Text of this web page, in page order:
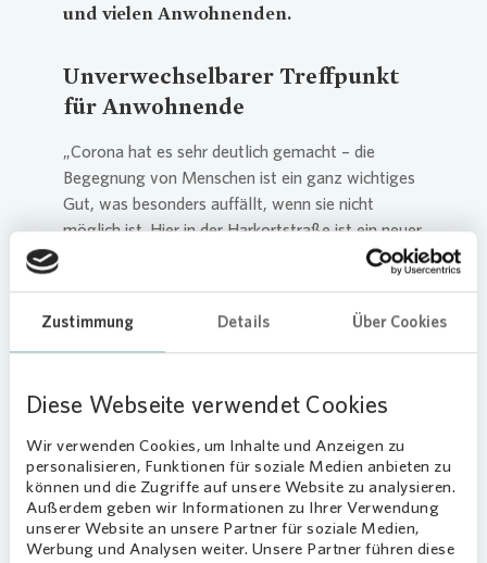
Zustimmung Details Über Cookies
Diese Webseite verwendet Cookies
Wir verwenden Cookies, um Inhalte und Anzeigen zu
personalisieren, Funktionen für soziale Medien anbieten zu
können und die Zugriffe auf unsere Website zu analysieren.
Außerdem geben wir Informationen zu Ihrer Verwendung
unserer Website an unsere Partner für soziale Medien,
Werbung und Analysen weiter. Unsere Partner führen diese
und vielen Anwohnenden.
Unverwechselbarer Treffpunkt
für Anwohnende
„Corona hat es sehr deutlich gemacht – die
Begegnung von Menschen ist ein ganz wichtiges
Gut, was besonders auffällt, wenn sie nicht
möglich ist. Hier in der Harkortstraße ist ein neuer
Ich finde diesen Ort der Begegnung für die
wertvoll. Ich bedanke mich als Teil der Stadt bei
sagt Nils Berning, Bezirksbürgermeister im Bezirk
Hombruch.
Kaffee, Kuchen und Probesitzen